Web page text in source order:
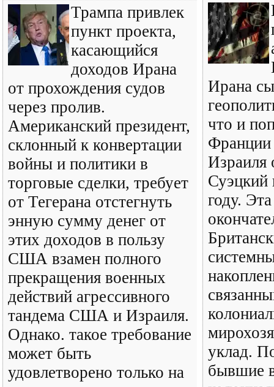
Трампа привлек
пункт проекта,
касающийся
доходов Ирана
от прохождения судов
через пролив.
Американский президент,
склонный к конвертации
войны и политики в
торговые сделки, требует
от Тегерана отстегнуть
энную сумму денег от
этих доходов в пользу
США взамен полного
прекращения военных
действий агрессивного
тандема США и Израиля.
Однако. такое требование
может быть
удовлетворено только на
Ирана
что и
Франции
Израиля
Суэцкий
году.
уклад.
бывшие